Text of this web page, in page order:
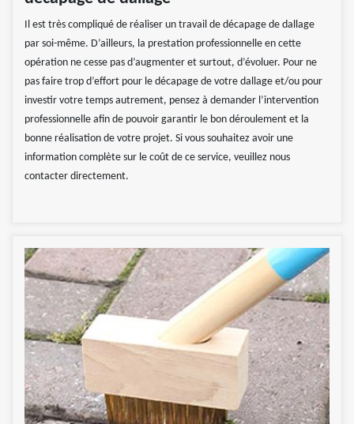
Il est très compliqué de réaliser un travail de décapage de dallage
par soi-même. D’ailleurs, la prestation professionnelle en cette
opération ne cesse pas d’augmenter et surtout, d’évoluer. Pour ne
pas faire trop d’effort pour le décapage de votre dallage et/ou pour
investir votre temps autrement, pensez à demander l’intervention
professionnelle afin de pouvoir garantir le bon déroulement et la
bonne réalisation de votre projet. Si vous souhaitez avoir une
information complète sur le coût de ce service, veuillez nous
contacter directement.